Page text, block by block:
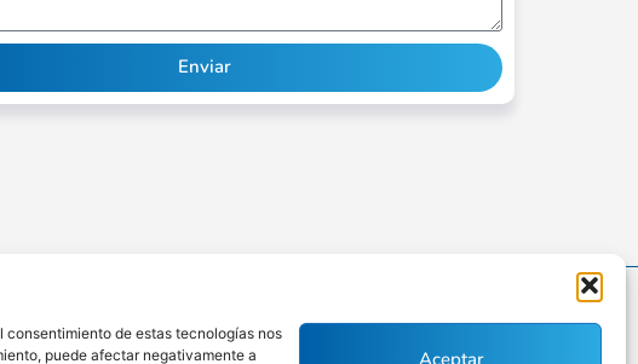
de estas tecnologías nos
puede afectar negativamente a
Aceptar
Enviar